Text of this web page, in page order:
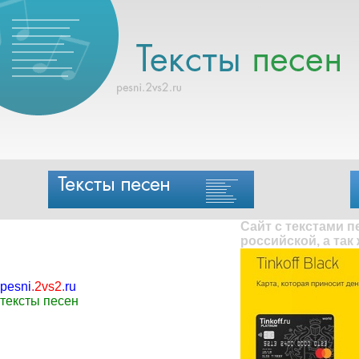
pesni.2vs2.ru
тексты песен
Сайт с текстами
российской, а